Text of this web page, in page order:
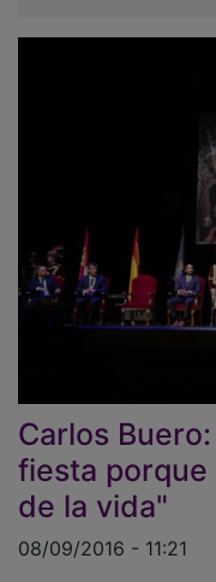
Carlos Buero:
fiesta porque
de la vida"